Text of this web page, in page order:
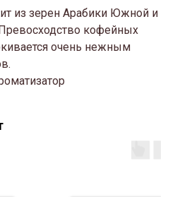
из зерен Арабики Южной и
кофейных
очень нежным